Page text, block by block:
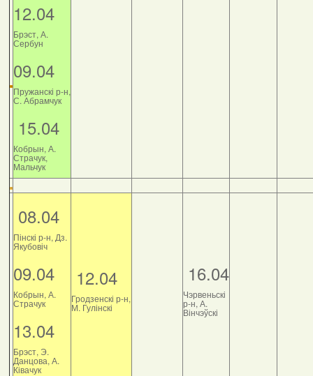
12.04
Брэст, А.
Сербун
09.04
Пружанскі р-н,
С. Абрамчук
15.04
Кобрын, А.
Страчук,
Мальчук
08.04
Пінскі р-н, Дз.
Якубовіч
09.04
Кобрын, А.
Страчук
13.04
Брэст, Э.
Данцова, А.
Ківачук
12.04
Гродзенскі р-н,
М. Гулінскі
16.04
Чэрвеньскі
р-н, А.
Вінчэўскі